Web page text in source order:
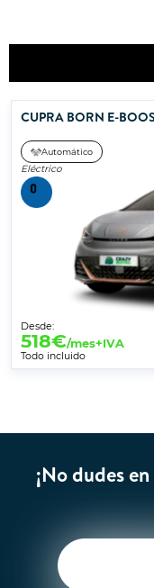
CUPRA BORN E-
Automático
Eléctrico
Desde:
518€/mes+IVA
Todo incluido
¡No dudes